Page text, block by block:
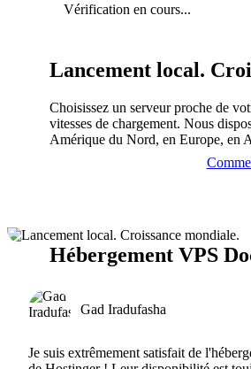
Vérification en cours...
Lancement local.
Choisissez un serveur proche de
vitesses de chargement. Nous
Amérique du Nord, en Europe, en
Hébergement VPS
Gad Iradufasha
Je suis extrêmement satisfait de